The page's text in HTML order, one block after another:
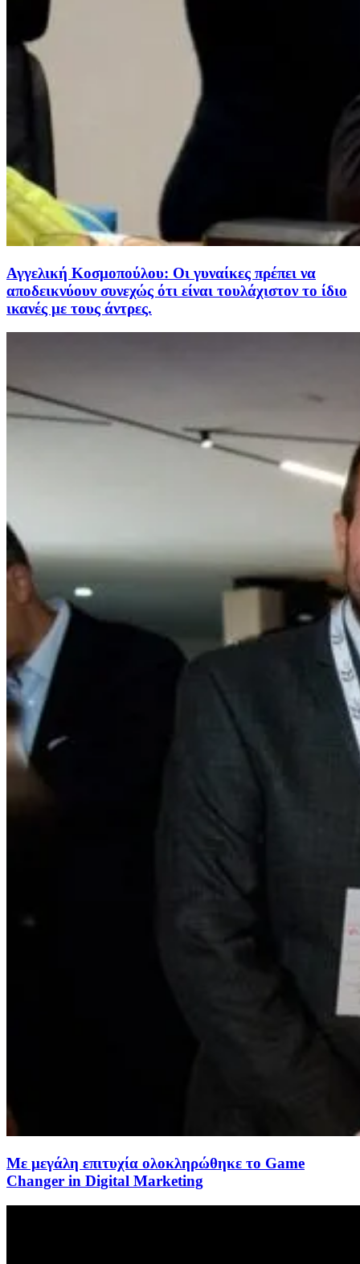
Αγγελική Κοσμοπούλου: Οι γυναίκες πρέπει να
αποδεικνύουν συνεχώς ότι είναι τουλάχιστον το ίδιο
ικανές με τους άντρες.
Με μεγάλη επιτυχία ολοκληρώθηκε το Game
Changer in Digital Marketing